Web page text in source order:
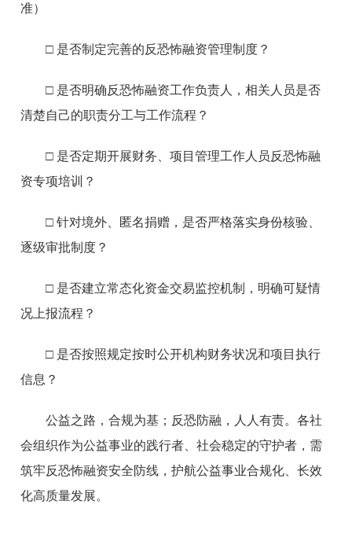
准）
□ 是否制定完善的反恐怖融资管理制度？
□ 是否明确反恐怖融资工作负责人，相关人员是否
清楚自己的职责分工与工作流程？
□ 是否定期开展财务、项目管理工作人员反恐怖融
资专项培训？
□ 针对境外、匿名捐赠，是否严格落实身份核验、
逐级审批制度？
□ 是否建立常态化资金交易监控机制，明确可疑情
况上报流程？
□ 是否按照规定按时公开机构财务状况和项目执行
信息？
公益之路，合规为基；反恐防融，人人有责。各社
会组织作为公益事业的践行者、社会稳定的守护者，需
筑牢反恐怖融资安全防线，护航公益事业合规化、长效
化高质量发展。